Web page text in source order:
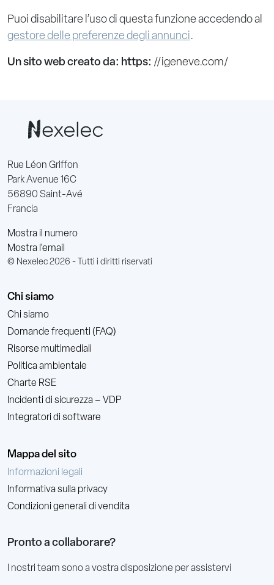
Puoi disabilitare l’uso di questa funzione accedendo al
gestore delle preferenze degli annunci.
Un sito web creato da: https: //igeneve.com/
Rue Léon Griffon
Park Avenue 16C
56890 Saint-Avé
Francia
Mostra il numero
Mostra l'email
© Nexelec 2026 - Tutti i diritti riservati
Chi siamo
Chi siamo
Domande frequenti (FAQ)
Risorse multimediali
Politica ambientale
Charte RSE
Incidenti di sicurezza – VDP
Integratori di software
Mappa del sito
Informazioni legali
Informativa sulla privacy
Condizioni generali di vendita
Pronto a collaborare?
I nostri team sono a vostra disposizione per assistervi